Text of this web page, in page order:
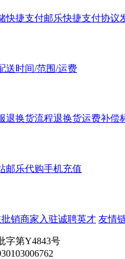
快捷支付邮乐快捷支付协议
送时间/范围/运费
退换货流程退换货运费补偿
邮乐代购手机充值
批销商家入驻诚聘英才 友情
字第Y4843号